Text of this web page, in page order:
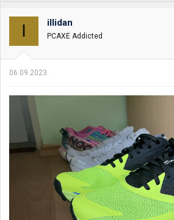
o
n
:
I illidan
PCAXE Addicted
06.09.2023.